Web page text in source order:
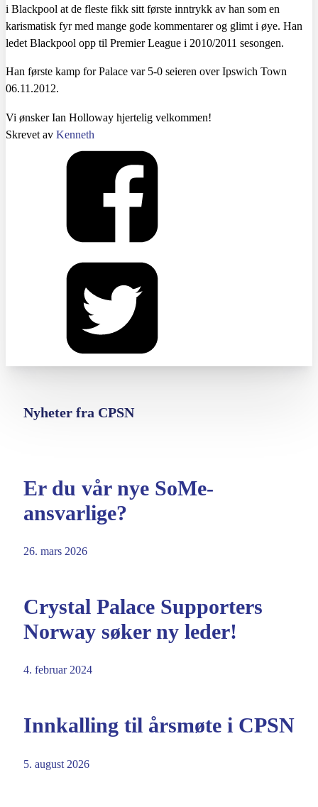
i Blackpool at de fleste fikk sitt første inntrykk av han som en
karismatisk fyr med mange gode kommentarer og glimt i øye. Han
ledet Blackpool opp til Premier League i 2010/2011 sesongen.
Han første kamp for Palace var 5-0 seieren over Ipswich Town
06.11.2012.
Vi ønsker Ian Holloway hjertelig velkommen!
Skrevet av Kenneth
Nyheter fra CPSN
Er du vår nye SoMe-
ansvarlige?
26. mars 2026
Crystal Palace Supporters
Norway søker ny leder!
4. februar 2024
Innkalling til årsmøte i CPSN
5. august 2026